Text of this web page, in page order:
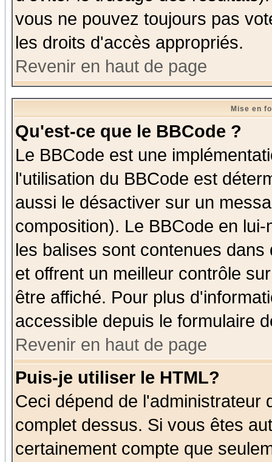
vous ne pouvez toujours pas
les droits d'accès appropriés.
Revenir en haut de page
Mise en
Qu'est-ce que le BBCode ?
Le BBCode est une
l'utilisation du BBCode est
aussi le désactiver sur un
composition). Le BBCode en
les balises sont contenues
et offrent un meilleur contrôle
être affiché. Pour plus
accessible depuis le formulaire
Revenir en haut de page
Puis-je utiliser le HTML?
Ceci dépend de l'administrateur
complet dessus. Si vous êtes
certainement compte que